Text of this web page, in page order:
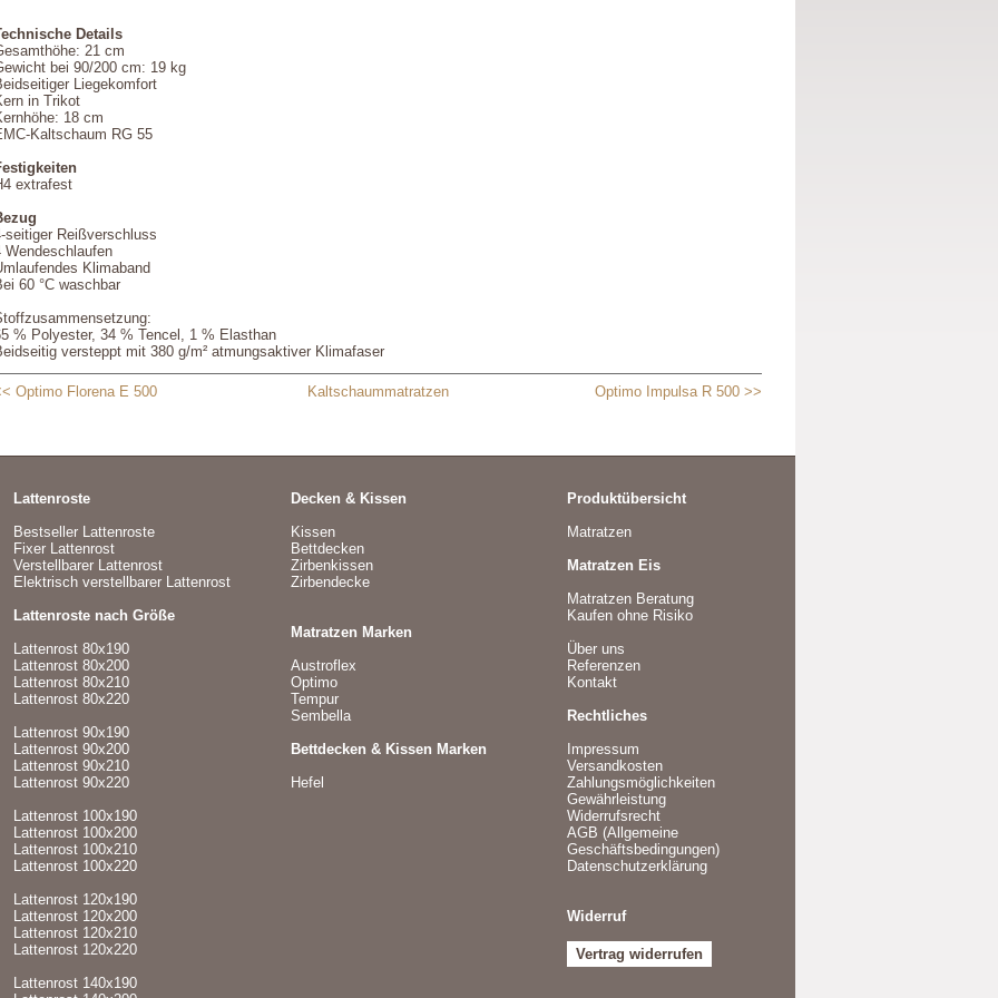
Details
21 cm
bei 90/200 cm: 19 kg
Liegekomfort
in Trikot
18 cm
Kaltschaum RG 55
extrafest
seitiger Reißverschluss
Wendeschlaufen
Klimaband
60 °C waschbar
% Polyester, 34 % Tencel, 1 % Elasthan
versteppt mit 380 g/m² atmungsaktiver Klimafaser
Optimo Florena E 500 Kaltschaummatratzen Optimo Impulsa R 500 >>
Lattenroste
Bestseller Lattenroste
Fixer Lattenrost
Verstellbarer Lattenrost
Elektrisch verstellbarer Lattenrost
Lattenroste nach Größe
Lattenrost 80x190
Lattenrost 80x200
Lattenrost 80x210
Lattenrost 80x220
Lattenrost 90x190
Lattenrost 90x200
Lattenrost 90x210
Lattenrost 90x220
Lattenrost 100x190
Lattenrost 100x200
Lattenrost 100x210
Lattenrost 100x220
Lattenrost 120x190
Lattenrost 120x200
Lattenrost 120x210
Lattenrost 120x220
Lattenrost 140x190
Decken & Kissen
Kissen
Bettdecken
Zirbenkissen
Zirbendecke
Matratzen Marken
Austroflex
Optimo
Tempur
Sembella
Bettdecken & Kissen Marken
Hefel
Produktübersicht
Matratzen
Matratzen Eis
Matratzen Beratung
Kaufen ohne Risiko
Über uns
Referenzen
Kontakt
Rechtliches
Impressum
Versandkosten
Zahlungsmöglichkeiten
Gewährleistung
Widerrufsrecht
AGB (Allgemeine
Geschäftsbedingungen)
Datenschutzerklärung
Widerruf
Vertrag widerrufen